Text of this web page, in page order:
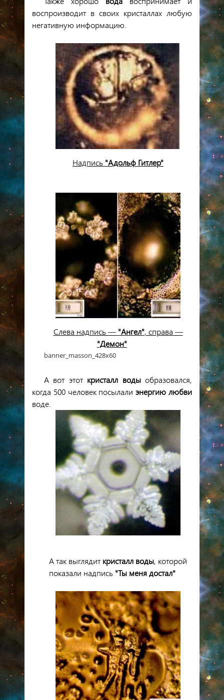
воспроизводит в своих кристаллах любую
негативную информацию.
Надпись "Адольф Гитлер"
Слева надпись — "Ангел", справа —
"Демон"
banner_masson_428x60
А вот этот кристалл водыобразовался,
когда 500 человек посылали энергию любви
воде.
А так выглядит кристалл воды, которой
показали надпись "Ты меня достал"